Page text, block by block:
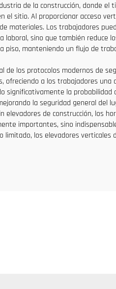
de la construcción, donde el
sitio. Al proporcionar acceso
materiales. Los trabajadores
sino que también reduce
piso, manteniendo un flujo de
de los protocolos modernos de
ofreciendo a los trabajadores una
significativamente la probabilidad
la seguridad general del
elevadores de construcción, los
importantes, sino
limitado, los elevadores verticales